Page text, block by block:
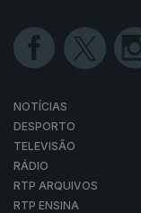
NOTÍCIAS
DESPORTO
TELEVISÃO
RÁDIO
RTP ARQUIVOS
RTP ENSINA